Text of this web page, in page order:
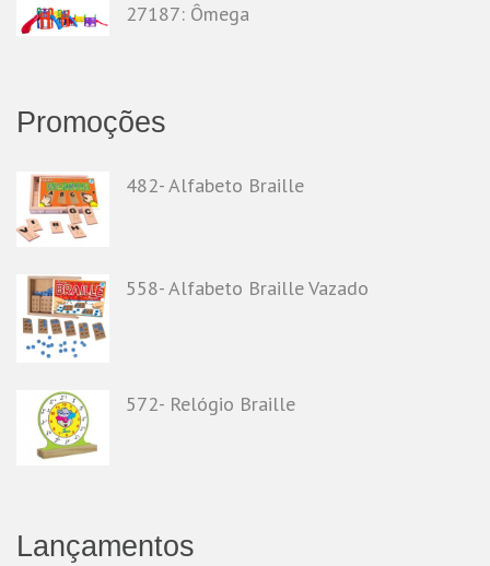
27187: Ômega
Promoções
482- Alfabeto Braille
558- Alfabeto Braille Vazado
572- Relógio Braille
Lançamentos